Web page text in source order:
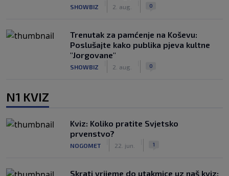
SHOWBIZ 2. aug. 0
Trenutak za pamćenje na Koševu:
Poslušajte kako publika pjeva kultne
"Jorgovane"
SHOWBIZ 2. aug. 0
N1 KVIZ
Kviz: Koliko pratite Svjetsko
prvenstvo?
NOGOMET 22. jun. 1
Skrati vrijeme do utakmice uz naš kviz: